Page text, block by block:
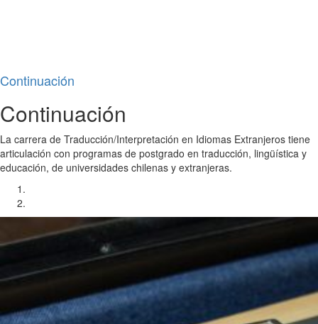
Continuación
Continuación
La carrera de Traducción/Interpretación en Idiomas Extranjeros tiene
articulación con programas de postgrado en traducción, lingüística y
educación, de universidades chilenas y extranjeras.